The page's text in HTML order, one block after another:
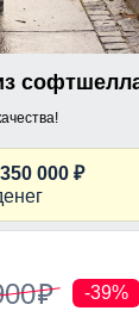
000 ₽
p -39%